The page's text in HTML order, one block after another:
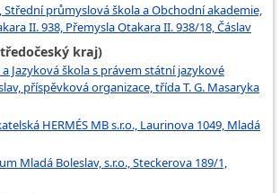
průmyslová škola a Obchodní akademie,
II. 938, Přemysla Otakara II. 938/18, Čáslav
kraj)
Jazyková škola s právem státní jazykové
příspěvková organizace, třída T. G. Masaryka
HERMÉS MB s.r.o., Laurinova 1049, Mladá
Mladá Boleslav, s.r.o., Steckerova 189/1,